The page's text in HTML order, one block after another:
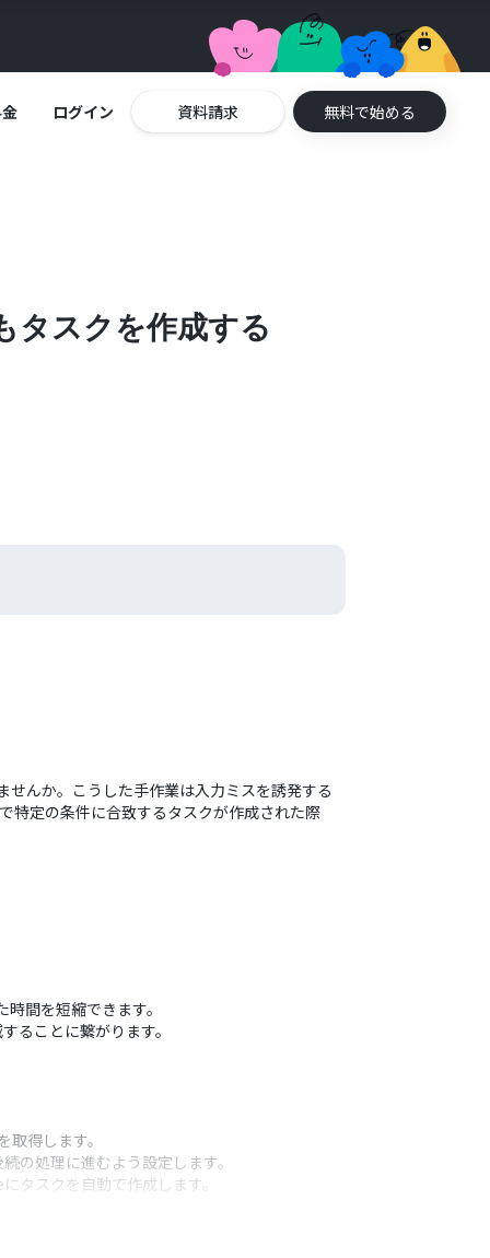
ログイン 資料請求 無料で始める
タスクを作成する
んか。こうした手作業は入力ミスを誘発する
特定の条件に合致するタスクが作成された際
間を短縮できます。
ることに繋がります。
得します。
の処理に進むよう設定します。
タスクを自動で作成します。